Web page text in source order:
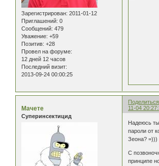
Зарегистрирован: 2011-01-12
Приглашений: 0
Сообщений: 479
Уважение: +59
Позитив: +28
Провел на форуме:
12 дней 12 часов
Последний визит:
2013-09-24 00:00:25
Поделиться
11-04
Мачете
Суперинсектицид
Надеюсь
пароли от
Зеона? =)))
С
принципе